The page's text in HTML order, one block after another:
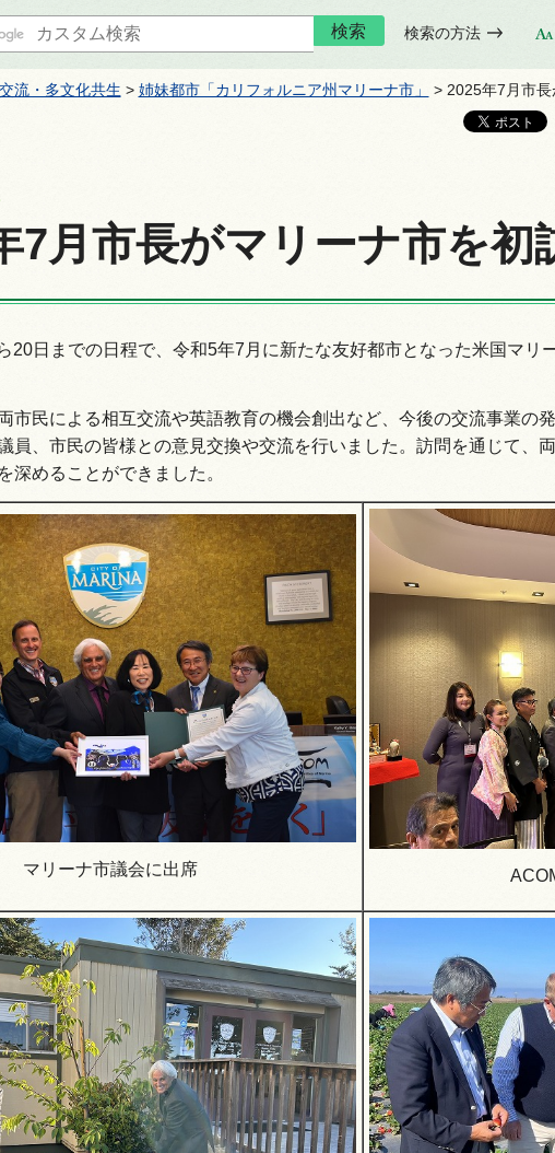
検索の方法
流・多文化共生 > 姉妹都市「カリフォルニア州マリーナ市」
> 2025年7月市
7月市長がマリーナ市を初
20日までの日程で、令和5年7月に新たな友好都市となった米国マリ
市民による相互交流や英語教育の機会創出など、今後の交流事業の
員、市民の皆様との意見交換や交流を行いました。訪問を通じて、
深めることができました。
マリーナ市議会に出席